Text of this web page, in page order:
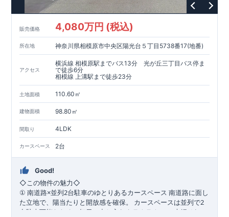
販売価格 4,080万円 (税込)
所在地 神奈川県相模原市中央区陽光台５丁目5738番17(地番)
アクセス
横浜線 相模原駅までバス13分 光が丘三丁目バス停ま
で徒歩6分
相模線 上溝駅まで徒歩23分
土地面積 110.60㎡
建物面積 98.80㎡
間取り 4LDK
カースペース 2台
Good!
◇この物件の魅力◇
① 南道路×並列2台駐車のゆとりあるカースペース 南道路に面し
た立地で、陽当たりと開放感を確保。
カースペースは並列で2
台駐車可能なため、毎日の出し入れもラクラク。
ご夫婦それぞ